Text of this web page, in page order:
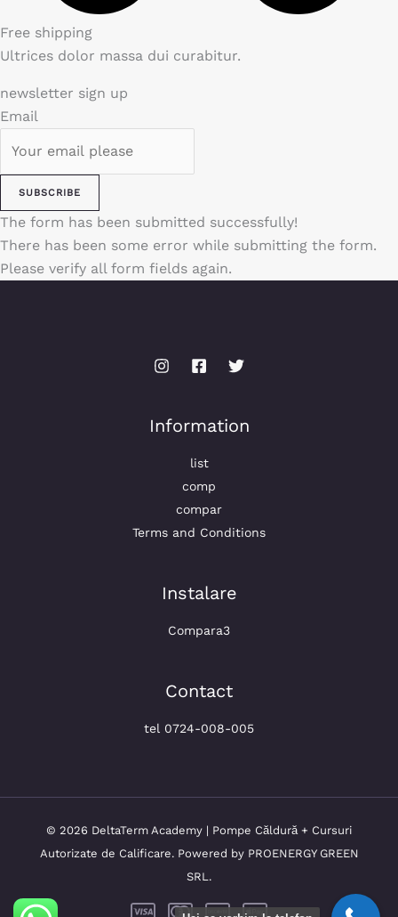
Free shipping
Ultrices dolor massa dui curabitur.
newsletter sign up
Email
SUBSCRIBE
The form has been submitted successfully!
There has been some error while submitting the form.
Please verify all form fields again.
Information
list
comp
compar
Terms and Conditions
Instalare
Compara3
Contact
tel 0724-008-005
© 2026 DeltaTerm Academy | Pompe Căldură + Cursuri
Autorizate de Calificare. Powered by PROENERGY GREEN
SRL.